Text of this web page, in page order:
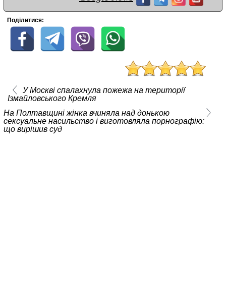
Поділитися:
У Москві спалахнула пожежа на території
Ізмайловського Кремля
На Полтавщині жінка вчиняла над донькою
сексуальне насильство і виготовляла порнографію:
що вирішив суд